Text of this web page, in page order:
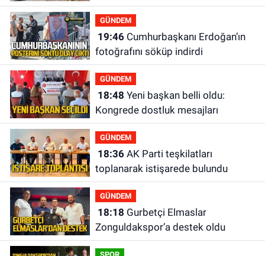
GÜNDEM
19:46Cumhurbaşkanı Erdoğan’ın
fotoğrafını söküp indirdi
GÜNDEM
18:48
Kongrede dostluk mesajları
GÜNDEM
18:36AK Parti teşkilatları
toplanarak istişarede bulundu
GÜNDEM
18:18
Zonguldakspor’a destek oldu